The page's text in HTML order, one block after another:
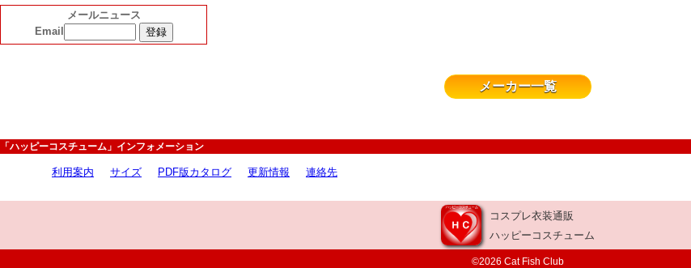
メールニュース
Email
メーカー一覧
「ハッピーコスチューム」インフォメーション
利用案内 サイズ PDF版カタログ 更新情報 連絡先
コスプレ衣装通販
ハッピーコスチューム
©2026 Cat Fish Club